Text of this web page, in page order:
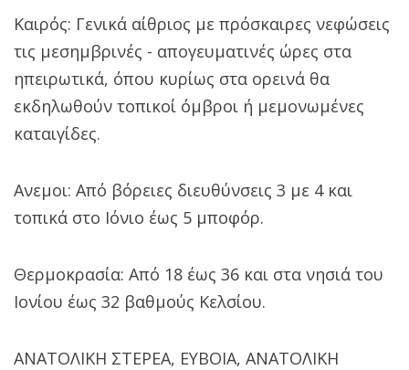
Καιρός: Γενικά αίθριος με πρόσκαιρες νεφώσεις
τις μεσημβρινές - απογευματινές ώρες στα
ηπειρωτικά, όπου κυρίως στα ορεινά θα
εκδηλωθούν τοπικοί όμβροι ή μεμονωμένες
καταιγίδες.
Ανεμοι: Από βόρειες διευθύνσεις 3 με 4 και
τοπικά στο Ιόνιο έως 5 μποφόρ.
Θερμοκρασία: Από 18 έως 36 και στα νησιά του
Ιονίου έως 32 βαθμούς Κελσίου.
ΑΝΑΤΟΛΙΚΗ ΣΤΕΡΕΑ, ΕΥΒΟΙΑ, ΑΝΑΤΟΛΙΚΗ